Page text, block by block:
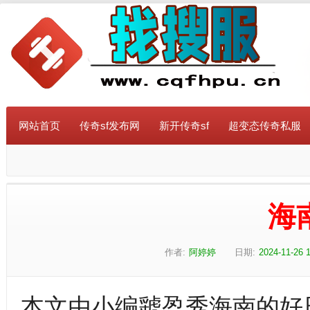
网站首页 传奇sf发布网 新开传奇sf 超变态传奇私服
海
作者: 阿婷婷 日期: 2024-11-26